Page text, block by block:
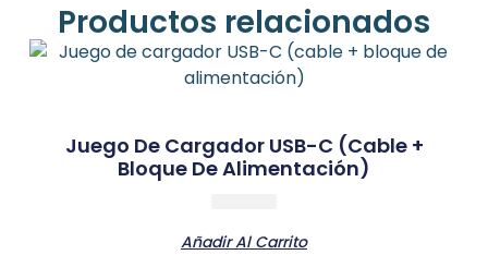
Productos relacionados
Juego De Cargador USB-C (cable +
Bloque De Alimentación)
Añadir Al Carrito